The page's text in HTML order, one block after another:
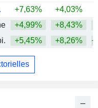
+7,63% +4,03%
+4,99% +8,43%
+5,45% +8,26%